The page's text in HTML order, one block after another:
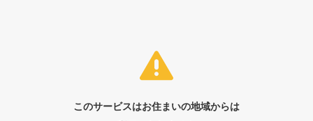
このサービスはお住まいの地域からは